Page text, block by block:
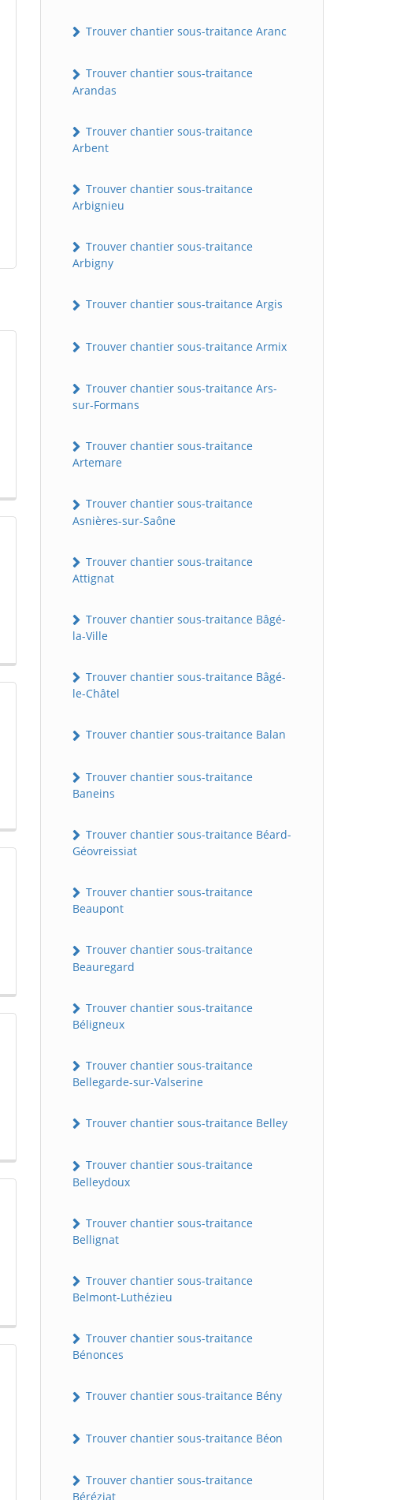
Trouver chantier sous-traitance Aranc
Trouver chantier sous-traitance
Arandas
Trouver chantier sous-traitance
Arbent
Trouver chantier sous-traitance
Arbignieu
Trouver chantier sous-traitance
Arbigny
Trouver chantier sous-traitance Argis
Trouver chantier sous-traitance Armix
Trouver chantier sous-traitance Ars-
sur-Formans
Trouver chantier sous-traitance
Artemare
Trouver chantier sous-traitance
Asnières-sur-Saône
Trouver chantier sous-traitance
Attignat
Trouver chantier sous-traitance Bâgé-
la-Ville
Trouver chantier sous-traitance Bâgé-
le-Châtel
Trouver chantier sous-traitance Balan
Trouver chantier sous-traitance
Baneins
Trouver chantier sous-traitance Béard-
Géovreissiat
Trouver chantier sous-traitance
Beaupont
Trouver chantier sous-traitance
Beauregard
Trouver chantier sous-traitance
Béligneux
Trouver chantier sous-traitance
Bellegarde-sur-Valserine
Trouver chantier sous-traitance Belley
Trouver chantier sous-traitance
Belleydoux
Trouver chantier sous-traitance
Bellignat
Trouver chantier sous-traitance
Belmont-Luthézieu
Trouver chantier sous-traitance
Bénonces
Trouver chantier sous-traitance Bény
Trouver chantier sous-traitance Béon
Trouver chantier sous-traitance
Béréziat